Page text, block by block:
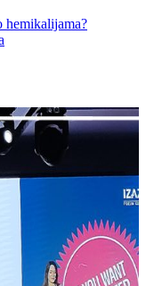
hemikalijama?